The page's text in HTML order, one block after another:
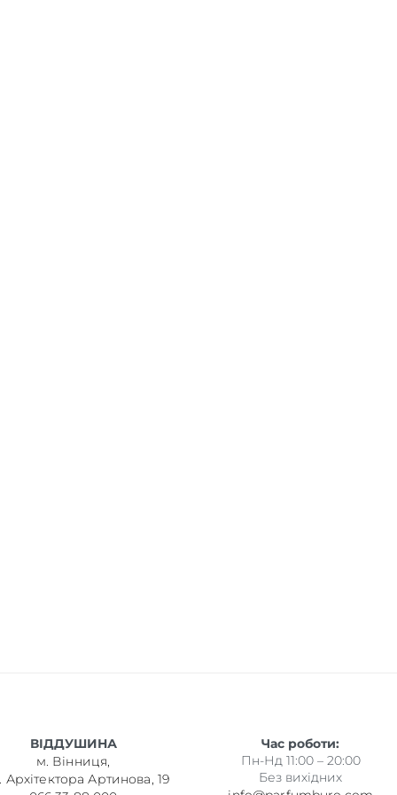
ВІДДУШИНА
м. Вінниця,
Архітектора Артинова, 19
Час роботи:
Пн-Нд 11:00 – 20:00
Без вихідних